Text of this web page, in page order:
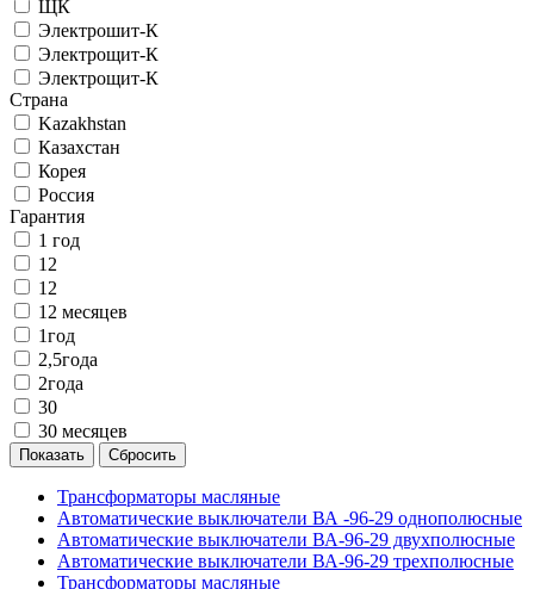
ЩК
Электрошит-К
Электрощит-К
Электрощит-К
Страна
Kazakhstan
Казахстан
Корея
Россия
Гарантия
1 год
12
12
12 месяцев
1год
2,5года
2года
30
30 месяцев
Трансформаторы масляные
Автоматические выключатели ВА -96-29 однополюсные
Автоматические выключатели ВА-96-29 двухполюсные
Автоматические выключатели ВА-96-29 трехполюсные
Трансформаторы масляные